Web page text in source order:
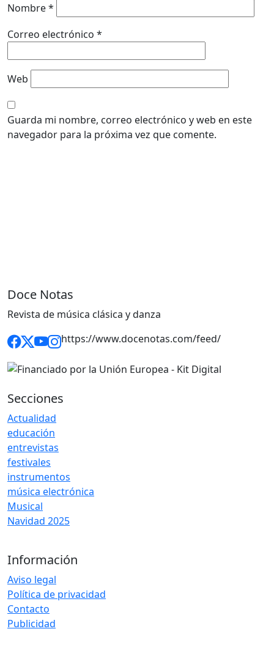
Nombre*
Correo electrónico *
Web
Guarda mi nombre, correo electrónico y web en este
navegador para la próxima vez que comente.
Doce Notas
Revista de música clásica y danza
https://www.docenotas.com/feed/
Secciones
Actualidad
educación
entrevistas
festivales
instrumentos
música electrónica
Musical
Navidad 2025
Información
Aviso legal
Política de privacidad
Contacto
Publicidad